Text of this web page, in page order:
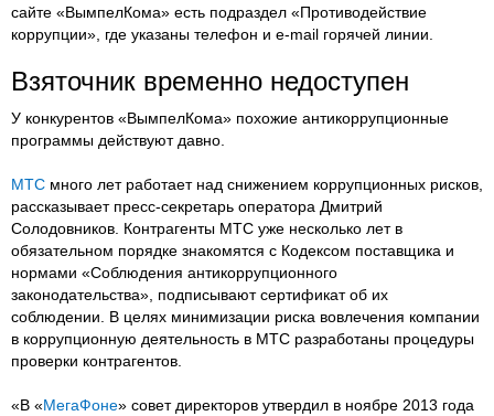
сайте «ВымпелКома» есть подраздел «Противодействие
коррупции», где указаны телефон и e-mail горячей линии.
Взяточник временно недоступен
У конкурентов «ВымпелКома» похожие антикоррупционные
программы действуют давно.
МТС много лет работает над снижением коррупционных рисков,
рассказывает пресс-секретарь оператора Дмитрий
Солодовников. Контрагенты МТС уже несколько лет в
обязательном порядке знакомятся с Кодексом поставщика и
нормами «Соблюдения антикоррупционного
законодательства», подписывают сертификат об их
соблюдении. В целях минимизации риска вовлечения компании
в коррупционную деятельность в МТС разработаны процедуры
проверки контрагентов.
«В «МегаФоне» совет директоров утвердил в ноябре 2013 года